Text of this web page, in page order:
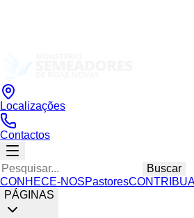
Localizações
Contactos
Buscar
CONHECE-NOSPastoresCONTRIBUA
PÁGINAS